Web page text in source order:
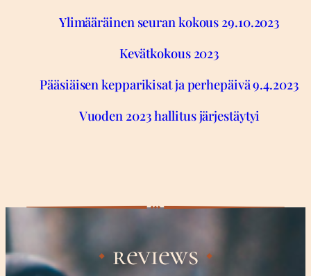
Ylimääräinen seuran kokous 29.10.2023
Kevätkokous 2023
Pääsiäisen kepparikisat ja perhepäivä 9.4.2023
Vuoden 2023 hallitus järjestäytyi
reviews